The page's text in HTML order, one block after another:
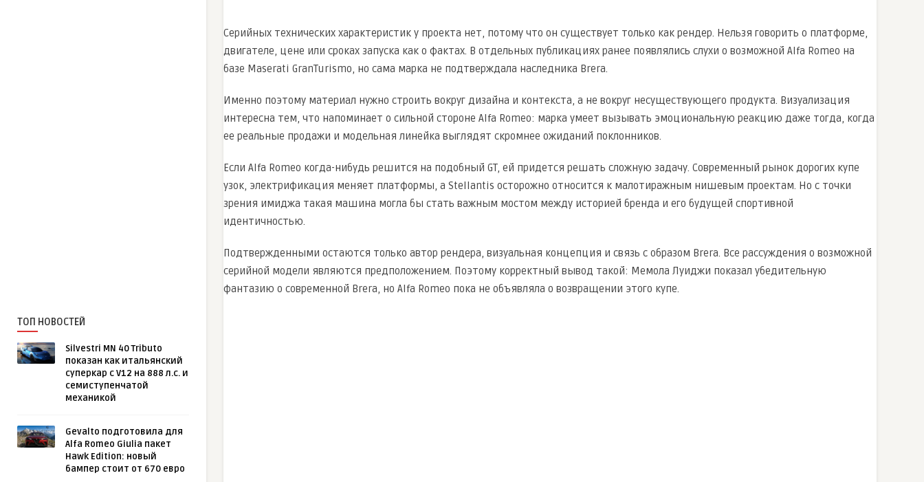
ТОП НОВОСТЕЙ
Silvestri MN 40 Tributo
показан как итальянский
суперкар с V12 на 888 л.с. и
семиступенчатой
механикой
Gevalto подготовила для
Alfa Romeo Giulia пакет
Hawk Edition: новый
бампер стоит от 670 евро
Серийных технических характеристик у проекта нет, потому что он существует только как рендер. Нельзя говорить о платформе,
двигателе, цене или сроках запуска как о фактах. В отдельных публикациях ранее появлялись слухи о возможной Alfa Romeo на
базе Maserati GranTurismo, но сама марка не подтверждала наследника Brera.
Именно поэтому материал нужно строить вокруг дизайна и контекста, а не вокруг несуществующего продукта. Визуализация
интересна тем, что напоминает о сильной стороне Alfa Romeo: марка умеет вызывать эмоциональную реакцию даже тогда, когда
ее реальные продажи и модельная линейка выглядят скромнее ожиданий поклонников.
Если Alfa Romeo когда-нибудь решится на подобный GT, ей придется решать сложную задачу. Современный рынок дорогих купе
узок, электрификация меняет платформы, а Stellantis осторожно относится к малотиражным нишевым проектам. Но с точки
зрения имиджа такая машина могла бы стать важным мостом между историей бренда и его будущей спортивной
идентичностью.
Подтвержденными остаются только автор рендера, визуальная концепция и связь с образом Brera. Все рассуждения о возможной
серийной модели являются предположением. Поэтому корректный вывод такой: Мемола Луиджи показал убедительную
фантазию о современной Brera, но Alfa Romeo пока не объявляла о возвращении этого купе.